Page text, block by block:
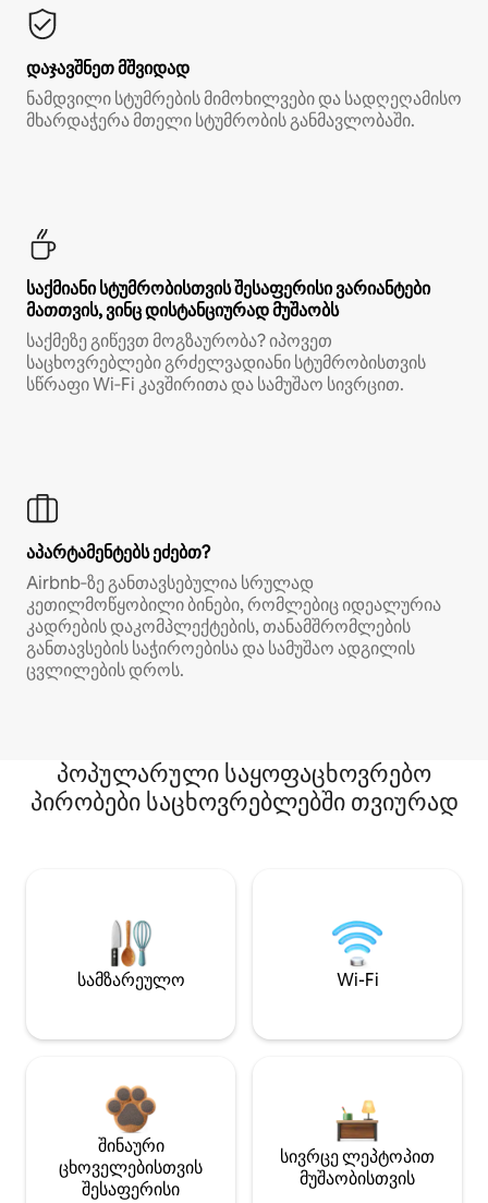
დაჯავშნეთ მშვიდად
ნამდვილი სტუმრების მიმოხილვები და სადღეღამისო
მხარდაჭერა მთელი სტუმრობის განმავლობაში.
საქმიანი სტუმრობისთვის შესაფერისი ვარიანტები
მათთვის, ვინც დისტანციურად მუშაობს
საქმეზე გიწევთ მოგზაურობა? იპოვეთ
საცხოვრებლები გრძელვადიანი სტუმრობისთვის
სწრაფი Wi‑Fi კავშირითა და სამუშაო სივრცით.
აპარტამენტებს ეძებთ?
Airbnb‑ზე განთავსებულია სრულად
კეთილმოწყობილი ბინები, რომლებიც იდეალურია
კადრების დაკომპლექტების, თანამშრომლების
განთავსების საჭიროებისა და სამუშაო ადგილის
ცვლილების დროს.
პოპულარული საყოფაცხოვრებო
პირობები საცხოვრებლებში თვიურად
სამზარეულო Wi-Fi
შინაური
ცხოველებისთვის
შესაფერისი
სივრცე ლეპტოპით
მუშაობისთვის